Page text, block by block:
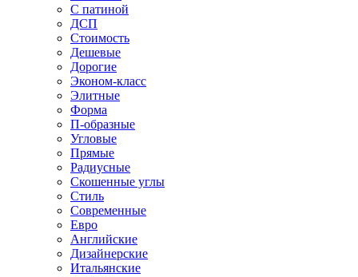
С патиной
ДСП
Стоимость
Дешевые
Дорогие
Эконом-класс
Элитные
Форма
П-образные
Угловые
Прямые
Радиусные
Скошенные углы
Стиль
Современные
Евро
Английские
Дизайнерские
Итальянские